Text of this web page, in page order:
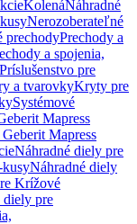
KolenáNáhradné
Nerozoberateľné
prechodyPrechody a
a spojenia,
Príslušenstvo pre
a tvarovkyKryty pre
Systémové
Mapress
Mapress
Náhradné diely pre
kusyNáhradné diely
Krížové
diely pre